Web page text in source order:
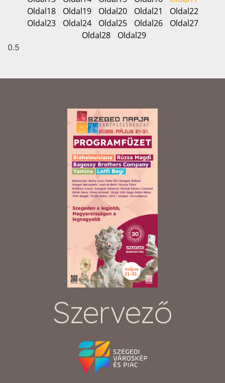
Oldal18 Oldal19 Oldal20 Oldal21 Oldal22
Oldal23 Oldal24 Oldal25 Oldal26 Oldal27
Oldal28 Oldal29
Szervező